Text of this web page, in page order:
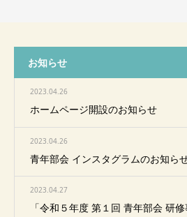
お知らせ
2023.04.26
ホームページ開設のお知らせ
2023.04.26
青年部会 インスタグラムのお知ら
2023.04.27
「令和５年度 第１回 青年部会 研